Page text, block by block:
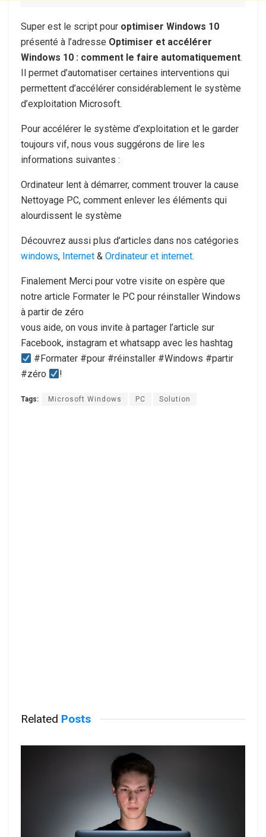
Super est le script pour optimiser Windows 10
présenté à l’adresse Optimiser et accélérer
Windows 10 : comment le faire automatiquement.
Il permet d’automatiser certaines interventions qui
permettent d’accélérer considérablement le système
d’exploitation Microsoft.
Pour accélérer le système d’exploitation et le garder
toujours vif, nous vous suggérons de lire les
informations suivantes :
Ordinateur lent à démarrer, comment trouver la cause
Nettoyage PC, comment enlever les éléments qui
alourdissent le système
Découvrez aussi plus d’articles dans nos catégories
windows, Internet & Ordinateur et internet.
Finalement Merci pour votre visite on espère que
notre article Formater le PC pour réinstaller Windows
à partir de zéro
vous aide, on vous invite à partager l’article sur
Facebook, instagram et whatsapp avec les hashtag
#Formater #pour #réinstaller #Windows #partir
#zéro
!
Tags: Microsoft Windows PC Solution
Related Posts